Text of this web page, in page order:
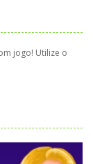
jogo! Utilize o